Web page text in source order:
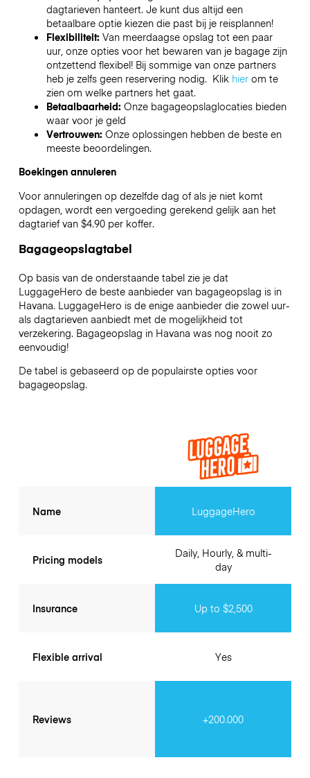
dagtarieven hanteert. Je kunt dus altijd een
betaalbare optie kiezen die past bij je reisplannen!
Flexibiliteit: Van meerdaagse opslag tot een paar
uur, onze opties voor het bewaren van je bagage zijn
ontzettend flexibel! Bij sommige van onze partners
heb je zelfs geen reservering nodig. Klik hierom te
zien om welke partners het gaat.
Betaalbaarheid: Onze bagageopslaglocaties bieden
waar voor je geld
Vertrouwen: Onze oplossingen hebben de beste en
meeste beoordelingen.
Boekingen annuleren
Voor annuleringen op dezelfde dag of als je niet komt
opdagen, wordt een vergoeding gerekend gelijk aan het
dagtarief van $4.90 per koffer.
Bagageopslagtabel
Op basis van de onderstaande tabel zie je dat
LuggageHero de beste aanbieder van bagageopslag is in
Havana. LuggageHero is de enige aanbieder die zowel uur-
als dagtarieven aanbiedt met de mogelijkheid tot
verzekering. Bagageopslag in Havana was nog nooit zo
eenvoudig!
De tabel is gebaseerd op de populairste opties voor
bagageopslag.
Name
Pricing models
Insurance
Flexible arrival
Reviews
LuggageHero
Daily, Hourly, & multi-
day
Up to $2,500
Yes
+200.000